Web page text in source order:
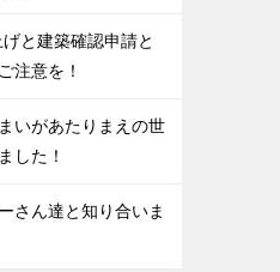
と建築確認申請と
注意を！
いがあたりまえの世
した！
さん達と知り合いま